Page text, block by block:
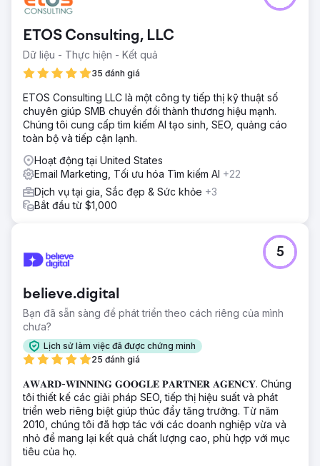
ETOS Consulting, LLC
Dữ liệu - Thực hiện - Kết quả
35 đánh giá
ETOS Consulting LLC là một công ty tiếp thị kỹ thuật số
chuyên giúp SMB chuyển đổi thành thương hiệu mạnh.
Chúng tôi cung cấp tìm kiếm AI tạo sinh, SEO, quảng cáo
toàn bộ và tiếp cận lạnh.
Hoạt động tại United States
Email Marketing, Tối ưu hóa Tìm kiếm AI +22
Dịch vụ tại gia, Sắc đẹp & Sức khỏe +3
Bắt đầu từ $1,000
believe.digital
Bạn đã sẵn sàng để phát triển theo cách riêng của mình
chưa?
Lịch sử làm việc đã được chứng minh
25 đánh giá
5
𝐀𝐖𝐀𝐑𝐃-𝐖𝐈𝐍𝐍𝐈𝐍𝐆 𝐆𝐎𝐎𝐆𝐋𝐄 𝐏𝐀𝐑𝐓𝐍𝐄𝐑 𝐀𝐆𝐄𝐍𝐂𝐘. Chúng
tôi thiết kế các giải pháp SEO, tiếp thị hiệu suất và phát
triển web riêng biệt giúp thúc đẩy tăng trưởng. Từ năm
2010, chúng tôi đã hợp tác với các doanh nghiệp vừa và
nhỏ để mang lại kết quả chất lượng cao, phù hợp với mục
tiêu của họ.